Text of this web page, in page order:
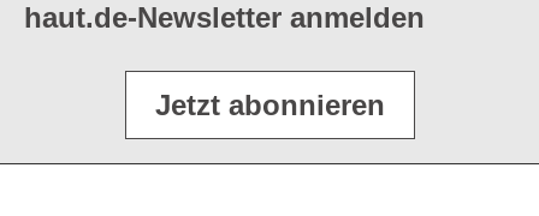
haut.de-Newsletter anmelden
Jetzt abonnieren